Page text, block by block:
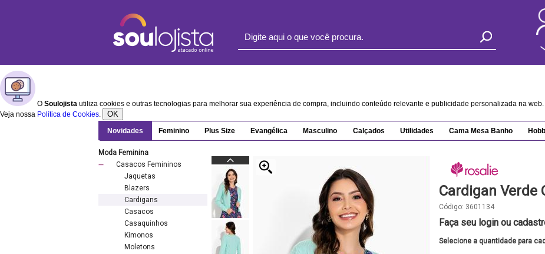
O Soulojista utiliza cookies e outras tecnologias para melhorar sua experiência de compra, incluindo conteúdo relevante e publicidade personalizada na
Veja nossa Política de Cookies. OK
Novidades Feminino Plus Size Evangélica Masculino Calçados Utilidades Cama Mesa Banho
Moda Feminina
Casacos Femininos
Jaquetas
Blazers
Cardigans
Casacos
Casaquinhos
Kimonos
Moletons
Cardigan Verde
Código: 3601134
Faça seu login ou
Selecione a quantidade para